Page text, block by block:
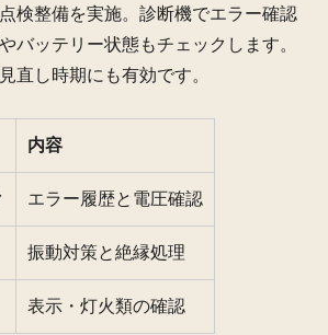
検整備を実施。診断機でエラー確認
バッテリー状態もチェックします。
直し時期にも有効です。
内容
エラー履歴と電圧確認
振動対策と絶縁処理
表示・灯火類の確認